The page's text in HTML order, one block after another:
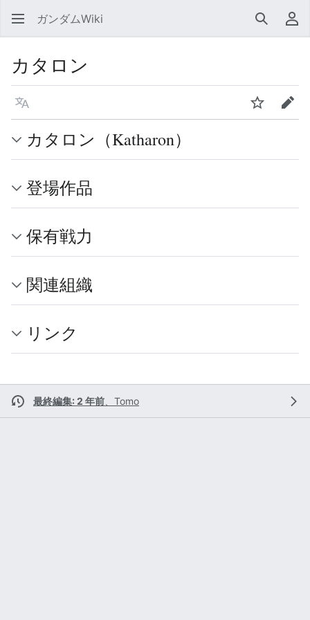
ガンダムWiki 検索 利
カタロン
言語 ウォッチ編集
カタロン（Katharon）
登場作品
保有戦力
関連組織
リンク
最終編集: 2 年前 Tomo